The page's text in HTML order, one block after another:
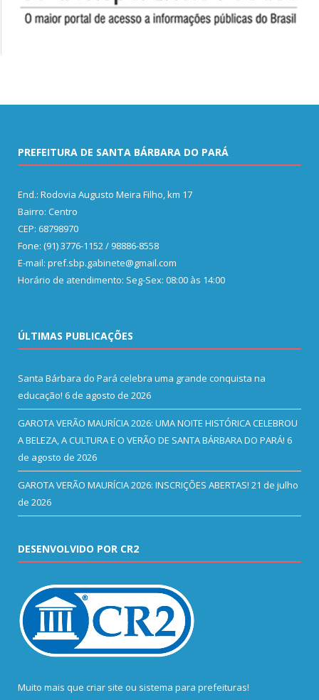
PREFEITURA DE SANTA BÁRBARA DO PARÁ
End.: Rodovia Augusto Meira Filho, km 17
Bairro: Centro
CEP: 68798970
Fone: (91) 3776-1152 / 98886-8558
E-mail: pref.sbp.gabinete@gmail.com
Horário de atendimento: Seg-Sex: 08:00 às 14:00
ÚLTIMAS PUBLICAÇÕES
Santa Bárbara do Pará celebra uma grande conquista na
educação! 6 de agosto de 2026
GAROTA VERÃO MAURÍCIA 2026: UMA NOITE HISTÓRICA CELEBROU
A BELEZA, A CULTURA E O VERÃO DE SANTA BÁRBARA DO PARÁ! 6
de agosto de 2026
GAROTA VERÃO MAURÍCIA 2026: INSCRIÇÕES ABERTAS! 21 de julho
de 2026
DESENVOLVIDO POR CR2
Muito mais que criar site ou sistema para prefeituras!